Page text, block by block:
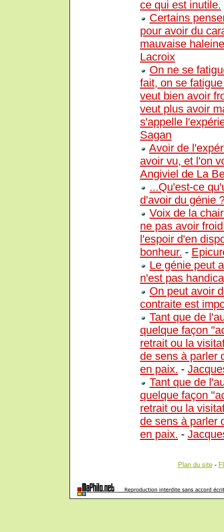
ce qui est inutile.
Certains
pour avoir du
mauvaise
Lacroix
On ne se
fait, on se
veut bien avoir
veut plus avoir
s'appelle
Sagan
Avoir de
avoir vu, et l'on
Angiviel de La
...Qu'est-ce
d'avoir du génie
Voix de la
ne pas avoir
l'espoir d'en
bonheur. -
Le génie peut
n'est pas
On peut avoir
contraite est
Tant que de
quelque façon
retrait ou la
de sens à parler
en paix. -
Tant que de
quelque façon
retrait ou la
de sens à parler
en paix. -
Plan du site-